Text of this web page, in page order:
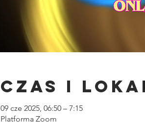
Czas i
09 cze 2025, 06:50 – 7:15
Platforma Zoom